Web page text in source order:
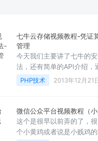
七牛云存储视频教程-凭证
管理
今天我们主要讲了七牛的
法，还有简单的API介绍，
制化开发，解决了朋友们不
譬如七牛PO...
PHP技术 2013年12月21
微信公众平台视频教程（小
这个是很早以前弄的了，
个小黄鸡或者说是小贱鸡的功能 var